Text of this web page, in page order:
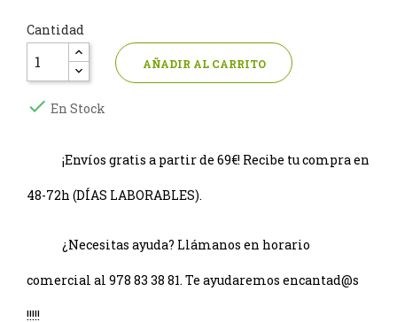
Cantidad
AÑADIR AL CARRITO
 En Stock
¡Envíos gratis a partir de 69€! Recibe tu compra en
48-72h (DÍAS LABORABLES).
¿Necesitas ayuda? Llámanos en horario
comercial al 978 83 38 81. Te ayudaremos encantad@s
!!!!!